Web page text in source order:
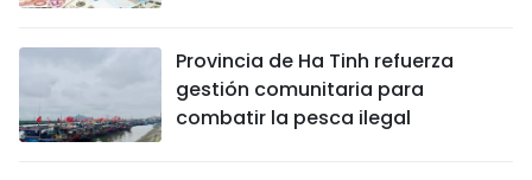
Provincia de Ha Tinh refuerza
gestión comunitaria para
combatir la pesca ilegal